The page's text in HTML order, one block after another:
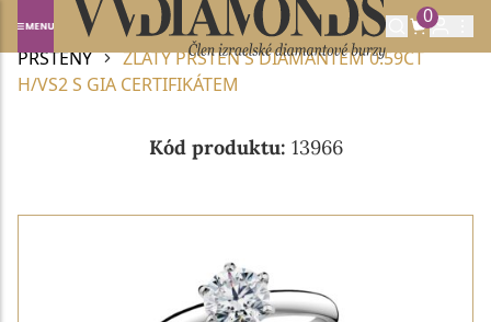
0
Domů DIAMANTOVÉ ŠPERKY
DIAMANTOVÉ
PRSTENY
ZLATÝ PRSTEN S DIAMANTEM 0.59CT
H/VS2 S GIA CERTIFIKÁTEM
Kód produktu: 13966